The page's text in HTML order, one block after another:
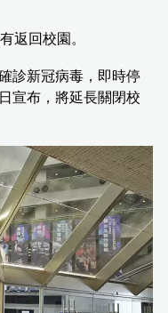
返回校園。
診新冠病毒，即時停
宣布，將延長關閉校